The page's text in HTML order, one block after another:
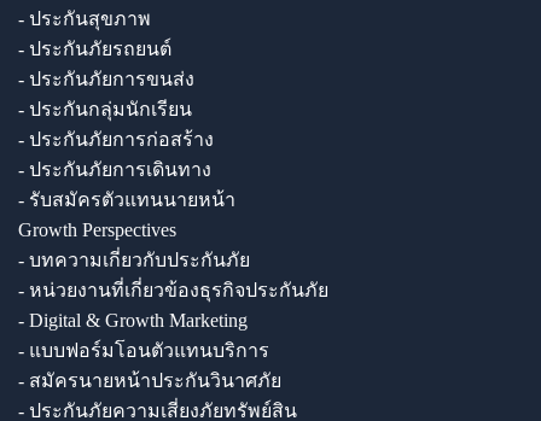
- ประกันสุขภาพ
- ประกันภัยรถยนต์
- ประกันภัยการขนส่ง
- ประกันกลุ่มนักเรียน
- ประกันภัยการก่อสร้าง
- ประกันภัยการเดินทาง
- รับสมัครตัวแทนนายหน้า
Growth Perspectives
- บทความเกี่ยวกับประกันภัย
- หน่วยงานที่เกี่ยวข้องธุรกิจประกันภัย
- Digital & Growth Marketing
- แบบฟอร์มโอนตัวแทนบริการ
- สมัครนายหน้าประกันวินาศภัย
- ประกันภัยความเสี่ยงภัยทรัพย์สิน